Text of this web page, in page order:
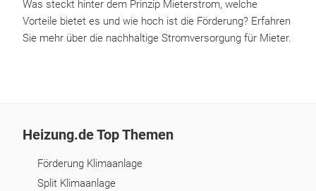
Was steckt hinter dem Prinzip Mieterstrom, welche
Vorteile bietet es und wie hoch ist die Förderung? Erfahren
Sie mehr über die nachhaltige Stromversorgung für Mieter.
Heizung.de Top Themen
Förderung Klimaanlage
Split Klimaanlage